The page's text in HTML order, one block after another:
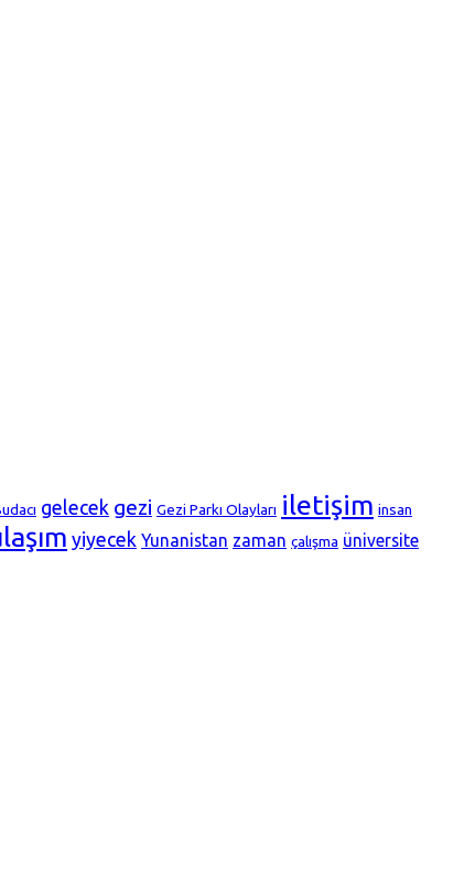
gelecek gezi Gezi Parkı Olayları iletişim insan
yiyecek Yunanistan zaman çalışma üniversite